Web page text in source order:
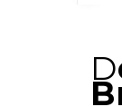
Delicious Pasta Cake Recipe For